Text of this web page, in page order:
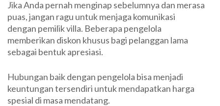
Jika Anda pernah menginap sebelumnya dan merasa
puas, jangan ragu untuk menjaga komunikasi
dengan pemilik villa. Beberapa pengelola
memberikan diskon khusus bagi pelanggan lama
sebagai bentuk apresiasi.
Hubungan baik dengan pengelola bisa menjadi
keuntungan tersendiri untuk mendapatkan harga
spesial di masa mendatang.